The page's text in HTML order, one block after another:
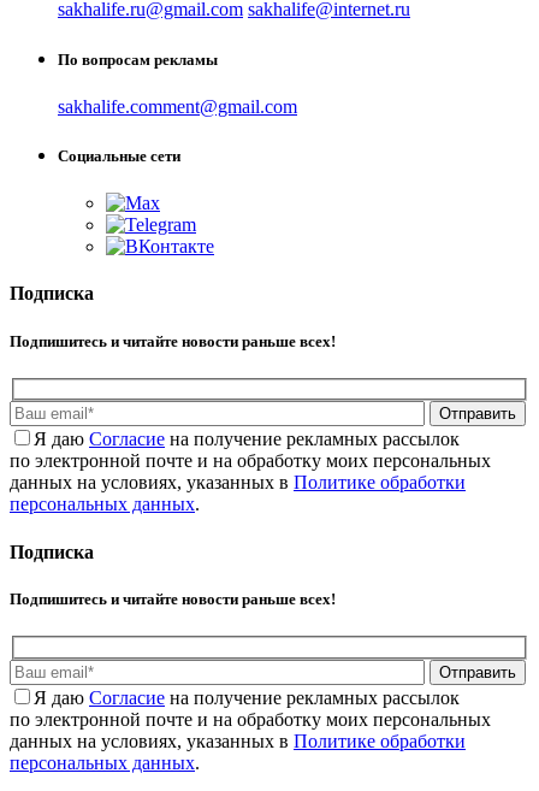
sakhalife.ru@gmail.com sakhalife@internet.ru
По вопросам рекламы
sakhalife.comment@gmail.com
Социальные сети
Подписка
Подпишитесь и читайте новости раньше всех!
Отправить
Я даю Cогласие на получение рекламных рассылок
по электронной почте и на обработку моих персональных
данных на условиях, указанных в Политике обработки
персональных данных.
Подписка
Подпишитесь и читайте новости раньше всех!
Отправить
Я даю Cогласие на получение рекламных рассылок
по электронной почте и на обработку моих персональных
данных на условиях, указанных в Политике обработки
персональных данных.